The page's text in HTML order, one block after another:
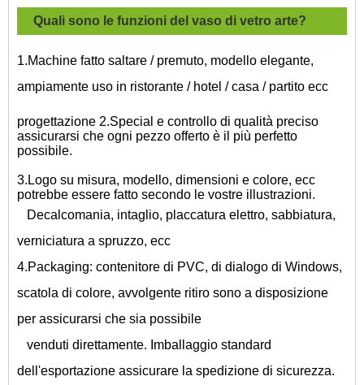
Quali sono le funzioni del vaso di vetro arte?
1.Machine fatto saltare / premuto, modello elegante,
ampiamente uso in ristorante / hotel / casa / partito ecc
progettazione 2.Special e controllo di qualità preciso
assicurarsi che ogni pezzo offerto è il più perfetto
possibile.
3.Logo su misura, modello, dimensioni e colore, ecc
potrebbe essere fatto secondo le vostre illustrazioni.
Decalcomania, intaglio, placcatura elettro, sabbiatura,
verniciatura a spruzzo, ecc
4.Packaging: contenitore di PVC, di dialogo di Windows,
scatola di colore, avvolgente ritiro sono a disposizione
per assicurarsi che sia possibile
venduti direttamente. Imballaggio standard
dell'esportazione assicurare la spedizione di sicurezza.